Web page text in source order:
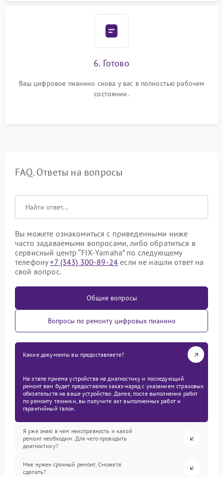
6. Готово
Ваш цифровое пианино снова у вас в полностью рабочем
состоянии.
FAQ. Ответы на вопросы
Вы можете ознакомиться с приведенными ниже
часто задаваемыми вопросами, либо обратиться в
сервисный центр “FIX-Yamaha” по следующему
телефону+7 (343) 300-89-24 если не нашли ответ на
свой вопрос.
Общие вопросы
Вопросы по ремонту цифровых пианино
Какие документы вы предоставляете?
На этапе приема устройства на диагностику и последующий
ремонт вам будет предоставлен заказ-наряд с указанием страховых
обязательств на ваше устройство. Далее, после выполнения работ
по ремонту техники, вы получите акт выполненных работ и
гарантийный талон.
Я уже знаю в чем неисправность и какой
ремонт необходим. Для чего проводить
диагностику?
Мне нужен срочный ремонт. Сможете
сделать?